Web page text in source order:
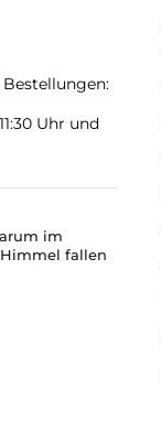
Uhr und
im
fallen